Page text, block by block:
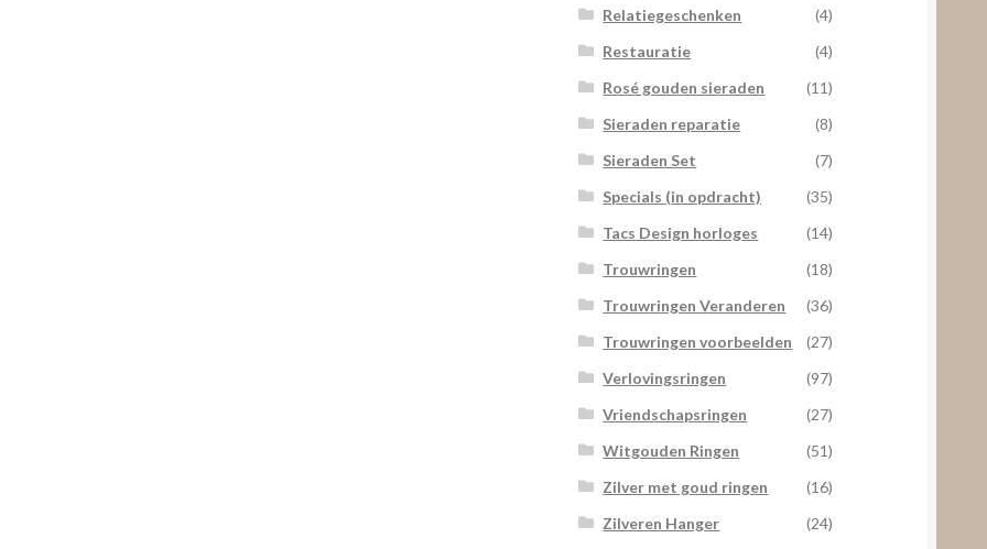
Relatiegeschenken
(4)
Restauratie
(4)
Rosé gouden sieraden
(11)
Sieraden reparatie
(8)
Sieraden Set
(7)
Specials (in opdracht)
(35)
Tacs Design horloges
(14)
Trouwringen
(18)
Trouwringen Veranderen
(36)
Trouwringen voorbeelden
(27)
Verlovingsringen
(97)
Vriendschapsringen
(27)
Witgouden Ringen
(51)
Zilver met goud ringen
(16)
Zilveren Hanger
(24)